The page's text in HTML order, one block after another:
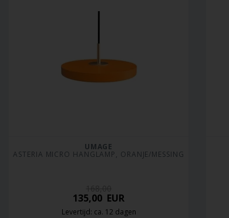
UMAGE
ASTERIA MICRO HANGLAMP, ORANJE/MESSING
135,00 EUR
Levertijd: ca. 12 dagen